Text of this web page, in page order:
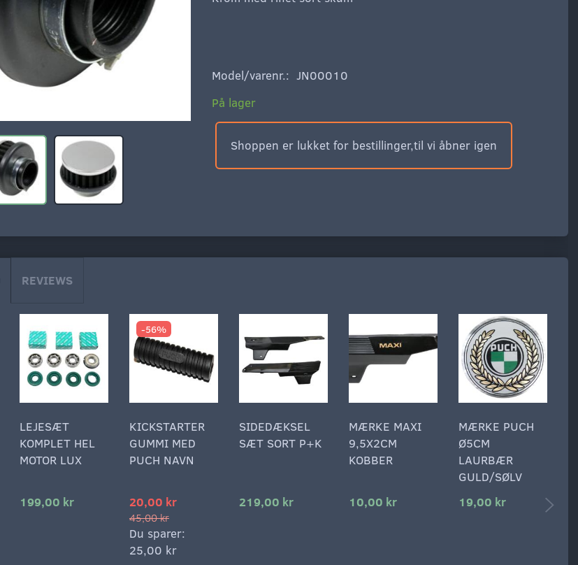
Model/varenr.: JN00010
På lager
Shoppen er lukket for bestillinger,til vi åbner igen
REVIEWS
LEJESÆT
KOMPLET HEL
MOTOR LUX
199,00 kr
-56%
KICKSTARTER
GUMMI MED
PUCH NAVN
20,00 kr
45,00 kr
Du sparer:
25,00 kr
SIDEDÆKSEL
SÆT SORT P+K
219,00 kr
MÆRKE MAXI
9,5X2CM
KOBBER
10,00 kr
MÆRKE PUCH
Ø5CM
LAURBÆR
GULD/SØLV
19,00 kr